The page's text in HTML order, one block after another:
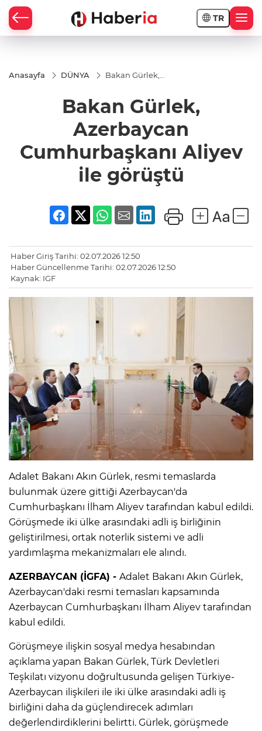
TR
Anasayfa DÜNYA
Bakan Gürlek,
Aliyev ile
görüştü
Bakan Gürlek,
Azerbaycan
Cumhurbaşkanı Aliyev
ile görüştü
Haber Giriş Tarihi: 02.07.2026 12:50
Haber Güncellenme Tarihi: 02.07.2026 12:50
Kaynak: IGF
Adalet Bakanı Akın Gürlek, resmi temaslarda
bulunmak üzere gittiği Azerbaycan'da
Cumhurbaşkanı İlham Aliyev tarafından kabul edildi.
Görüşmede iki ülke arasındaki adli iş birliğinin
geliştirilmesi, ortak noterlik sistemi ve adli
yardımlaşma mekanizmaları ele alındı.
AZERBAYCAN (İGFA) - Adalet Bakanı Akın Gürlek,
Azerbaycan'daki resmi temasları kapsamında
Azerbaycan Cumhurbaşkanı İlham Aliyev tarafından
kabul edildi.
Görüşmeye ilişkin sosyal medya hesabından
açıklama yapan Bakan Gürlek, Türk Devletleri
Teşkilatı vizyonu doğrultusunda gelişen Türkiye-
Azerbaycan ilişkileri ile iki ülke arasındaki adli iş
birliğini daha da güçlendirecek adımları
değerlendirdiklerini belirtti. Gürlek, görüşmede